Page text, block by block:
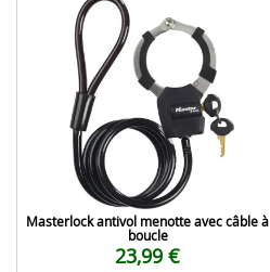
Masterlock antivol menotte avec câble à
boucle
23,99 €